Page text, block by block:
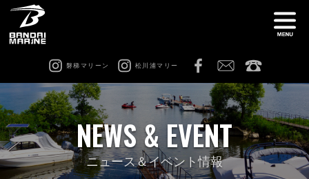
磐梯マリーン 松川浦マリー
船舶免許教室 在庫情報
レンタル 猪苗代ビーチサイドマリーナ
NEWS & EVENT
ニュース＆イベント情報